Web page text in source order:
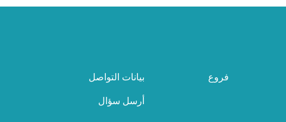
فروع بيانات التواصل
أرسل سؤال